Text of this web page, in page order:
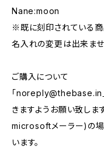
Nane:moon
※既に刻印されている商
名入れの変更は出来ませ
ご購入について
「noreply@thebase.in
きますようお願い致しま
microsoftメーラー)の場
います。